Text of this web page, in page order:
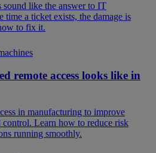
sound like the answer to IT
time a ticket exists, the damage is
to fix it.
remote access looks like in
in manufacturing to improve
Learn how to reduce risk
running smoothly.